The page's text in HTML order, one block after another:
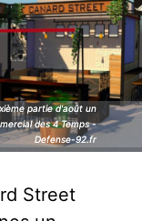
partie d'août un
des 4 Temps -
Defense-92.fr
partie d'août un
des 4 Temps -
Defense-92.fr
Street